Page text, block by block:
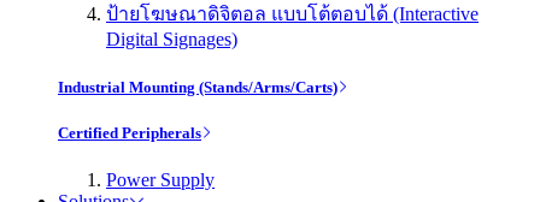
ป้ายโฆษณาดิจิตอล แบบโต้ตอบได้ (Interactive
Digital Signages)
Industrial Mounting (Stands/Arms/Carts)
Certified Peripherals
Power Supply